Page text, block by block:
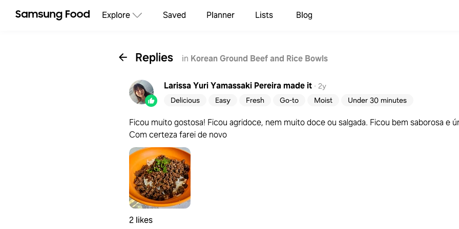
Explore Saved Planner Lists Blog
Replies in Korean Ground Beef and Rice Bowls
Larissa Yuri Yamassaki Pereiramade it · 2y
Delicious
Easy Fresh Go-to Moist Under 30 minutes
Ficou muito gostosa! Ficou agridoce, nem muito doce ou salgada. Ficou bem saborosa e
Com certeza farei de novo
2 likes